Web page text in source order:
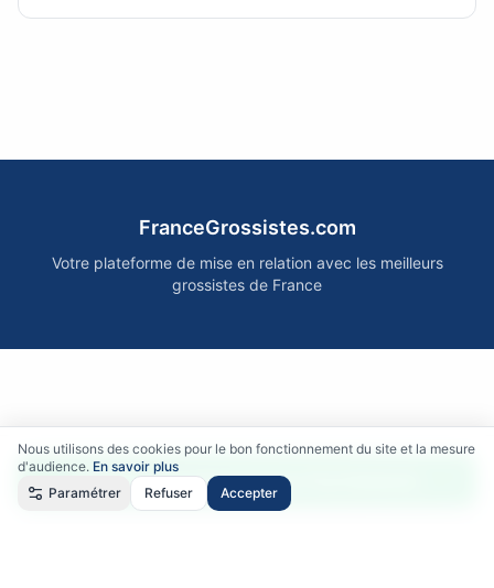
Nous utilisons des cookies pour le bon fonctionnement du site et la mesure
d'audience. En savoir plus
Paramétrer
Refuser Accepter
Accéder gratuitement aux fournisseurs
FranceGrossistes.com
Votre plateforme de mise en relation avec les meilleurs
grossistes de France